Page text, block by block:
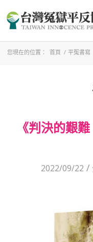
您現在的位置： 首頁 / 平冤書寫
《判決的艱
2022/09/22 /